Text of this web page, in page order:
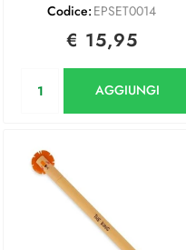
Codice: EPSET0014
€ 15,95
AGGIUNGI